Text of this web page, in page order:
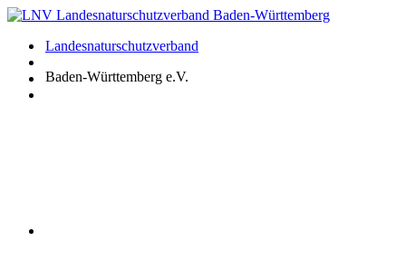
Zum
springenLandesnaturschutzverband
Baden-Württemberg e.V.